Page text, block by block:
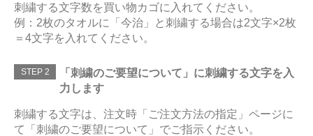
刺繍する文字数を買い物カゴに入れてください。
例：2枚のタオルに「今治」と刺繍する場合は2文字×2枚
＝4文字を入れてください。
STEP 2
「刺繍のご要望について」に刺繍する文字を入
力します
刺繍する文字は、注文時「ご注文方法の指定」ページに
て「刺繍のご要望について」でご指示ください。